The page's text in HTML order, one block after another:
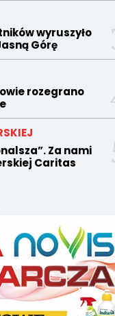
wyruszyło
Górę
rozegrano
Za nami
Caritas